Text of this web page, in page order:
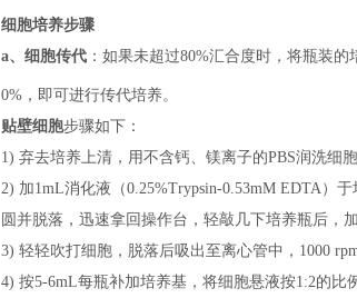
细胞培养步骤
a、 细胞传代 ： 如果未超过80%汇合度时，将瓶装
0%，即可进行传代培养。
贴壁细胞步骤如下：
1) 弃去培养上清，用不含钙、镁离子的PBS润洗细胞
2) 加1mL消化液（0.25%Trypsin-0.53mM EDTA）
圆并脱落，迅速拿回操作台，轻敲几下培养瓶后，
3) 轻轻吹打细胞，脱落后吸出至离心管中，1000
4) 按5-6mL每瓶补加培养基，将细胞悬液按1:2的比